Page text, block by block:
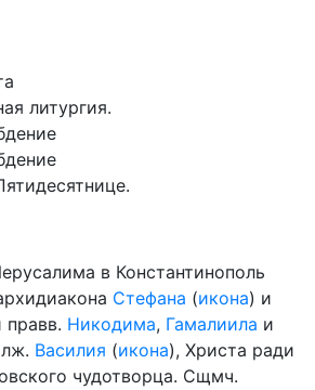
литургия.
в Константинополь
Стефана (икона) и
Никодима, Гамалиила и
Василия (икона), Христа ради
чудотворца. Сщмч.